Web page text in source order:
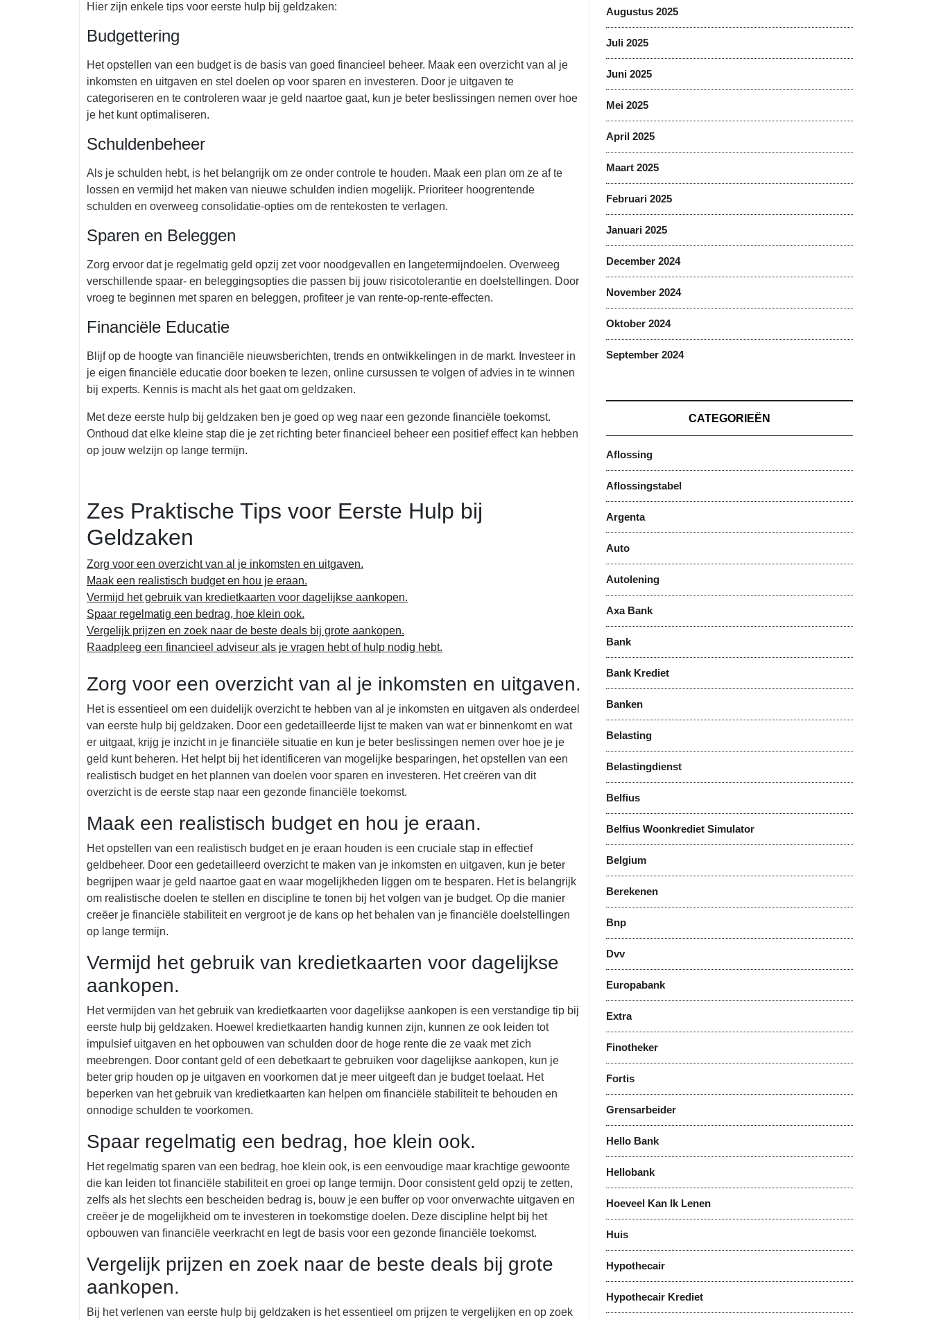
Hier zijn enkele tips voor eerste hulp bij geldzaken:
Budgettering
Het opstellen van een budget is de basis van goed financieel beheer. Maak een overzicht van al je
inkomsten en uitgaven en stel doelen op voor sparen en investeren. Door je uitgaven te
categoriseren en te controleren waar je geld naartoe gaat, kun je beter beslissingen nemen over hoe
je het kunt optimaliseren.
Schuldenbeheer
Als je schulden hebt, is het belangrijk om ze onder controle te houden. Maak een plan om ze af te
lossen en vermijd het maken van nieuwe schulden indien mogelijk. Prioriteer hoogrentende
schulden en overweeg consolidatie-opties om de rentekosten te verlagen.
Sparen en Beleggen
Zorg ervoor dat je regelmatig geld opzij zet voor noodgevallen en langetermijndoelen. Overweeg
verschillende spaar- en beleggingsopties die passen bij jouw risicotolerantie en doelstellingen. Door
vroeg te beginnen met sparen en beleggen, profiteer je van rente-op-rente-effecten.
Financiële Educatie
Blijf op de hoogte van financiële nieuwsberichten, trends en ontwikkelingen in de markt. Investeer in
je eigen financiële educatie door boeken te lezen, online cursussen te volgen of advies in te winnen
bij experts. Kennis is macht als het gaat om geldzaken.
Met deze eerste hulp bij geldzaken ben je goed op weg naar een gezonde financiële toekomst.
Onthoud dat elke kleine stap die je zet richting beter financieel beheer een positief effect kan hebben
op jouw welzijn op lange termijn.
Zes Praktische Tips voor Eerste Hulp bij
Geldzaken
Zorg voor een overzicht van al je inkomsten en uitgaven.
Maak een realistisch budget en hou je eraan.
Vermijd het gebruik van kredietkaarten voor dagelijkse aankopen.
Spaar regelmatig een bedrag, hoe klein ook.
Vergelijk prijzen en zoek naar de beste deals bij grote aankopen.
Raadpleeg een financieel adviseur als je vragen hebt of hulp nodig hebt.
Zorg voor een overzicht van al je inkomsten en uitgaven.
Het is essentieel om een duidelijk overzicht te hebben van al je inkomsten en uitgaven als onderdeel
van eerste hulp bij geldzaken. Door een gedetailleerde lijst te maken van wat er binnenkomt en wat
er uitgaat, krijg je inzicht in je financiële situatie en kun je beter beslissingen nemen over hoe je je
geld kunt beheren. Het helpt bij het identificeren van mogelijke besparingen, het opstellen van een
realistisch budget en het plannen van doelen voor sparen en investeren. Het creëren van dit
overzicht is de eerste stap naar een gezonde financiële toekomst.
Maak een realistisch budget en hou je eraan.
Het opstellen van een realistisch budget en je eraan houden is een cruciale stap in effectief
geldbeheer. Door een gedetailleerd overzicht te maken van je inkomsten en uitgaven, kun je beter
begrijpen waar je geld naartoe gaat en waar mogelijkheden liggen om te besparen. Het is belangrijk
om realistische doelen te stellen en discipline te tonen bij het volgen van je budget. Op die manier
creëer je financiële stabiliteit en vergroot je de kans op het behalen van je financiële doelstellingen
op lange termijn.
Vermijd het gebruik van kredietkaarten voor dagelijkse
aankopen.
Het vermijden van het gebruik van kredietkaarten voor dagelijkse aankopen is een verstandige tip bij
eerste hulp bij geldzaken. Hoewel kredietkaarten handig kunnen zijn, kunnen ze ook leiden tot
impulsief uitgaven en het opbouwen van schulden door de hoge rente die ze vaak met zich
meebrengen. Door contant geld of een debetkaart te gebruiken voor dagelijkse aankopen, kun je
beter grip houden op je uitgaven en voorkomen dat je meer uitgeeft dan je budget toelaat. Het
beperken van het gebruik van kredietkaarten kan helpen om financiële stabiliteit te behouden en
onnodige schulden te voorkomen.
Spaar regelmatig een bedrag, hoe klein ook.
Het regelmatig sparen van een bedrag, hoe klein ook, is een eenvoudige maar krachtige gewoonte
die kan leiden tot financiële stabiliteit en groei op lange termijn. Door consistent geld opzij te zetten,
zelfs als het slechts een bescheiden bedrag is, bouw je een buffer op voor onverwachte uitgaven en
creëer je de mogelijkheid om te investeren in toekomstige doelen. Deze discipline helpt bij het
opbouwen van financiële veerkracht en legt de basis voor een gezonde financiële toekomst.
Vergelijk prijzen en zoek naar de beste deals bij grote
aankopen.
Bij het verlenen van eerste hulp bij geldzaken is het essentieel om prijzen te vergelijken en op zoek
Augustus 2025
Juli 2025
Juni 2025
Mei 2025
April 2025
Maart 2025
Februari 2025
Januari 2025
December 2024
November 2024
Oktober 2024
September 2024
CATEGORIEËN
Aflossing
Aflossingstabel
Argenta
Auto
Autolening
Axa Bank
Bank
Bank Krediet
Banken
Belasting
Belastingdienst
Belfius
Belfius Woonkrediet Simulator
Belgium
Berekenen
Bnp
Dvv
Europabank
Extra
Finotheker
Fortis
Grensarbeider
Hello Bank
Hellobank
Hoeveel Kan Ik Lenen
Huis
Hypothecair
Hypothecair Krediet